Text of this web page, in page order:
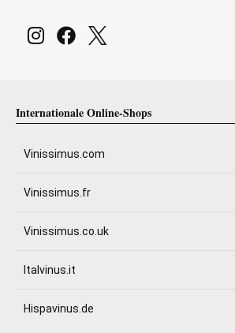
Internationale Online-Shops
Vinissimus.com
Vinissimus.fr
Vinissimus.co.uk
Italvinus.it
Hispavinus.de